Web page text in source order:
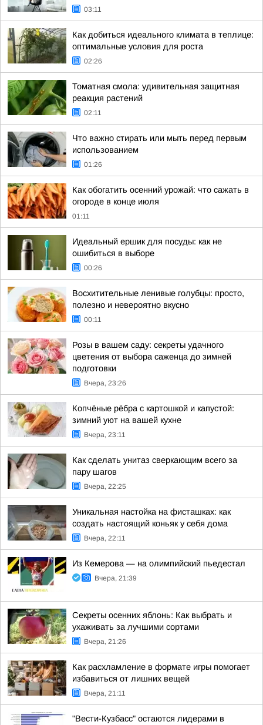
03:11
Как добиться идеального климата в теплице:
оптимальные условия для роста
02:26
Томатная смола: удивительная защитная
реакция растений
02:11
Что важно стирать или мыть перед первым
использованием
01:26
Как обогатить осенний урожай: что сажать в
огороде в конце июля
01:11
Идеальный ершик для посуды: как не
ошибиться в выборе
00:26
Восхитительные ленивые голубцы: просто,
полезно и невероятно вкусно
00:11
Розы в вашем саду: секреты удачного
цветения от выбора саженца до зимней
подготовки
Вчера, 23:26
Копчёные рёбра с картошкой и капустой:
зимний уют на вашей кухне
Вчера, 23:11
Как сделать унитаз сверкающим всего за
пару шагов
Вчера, 22:25
Уникальная настойка на фисташках: как
создать настоящий коньяк у себя дома
Вчера, 22:11
Из Кемерова — на олимпийский пьедестал
Вчера, 21:39
Секреты осенних яблонь: Как выбрать и
ухаживать за лучшими сортами
Вчера, 21:26
Как расхламление в формате игры помогает
избавиться от лишних вещей
Вчера, 21:11
"Вести-Кузбасс" остаются лидерами в